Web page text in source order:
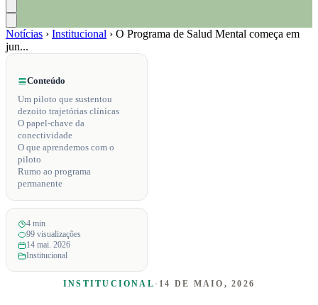
Notícias › Institucional › O Programa de Salud Mental começa em
jun...
Conteúdo
Um piloto que sustentou
dezoito trajetórias clínicas
O papel-chave da
conectividade
O que aprendemos com o
piloto
Rumo ao programa
permanente
4 min
99 visualizações
14 mai. 2026
Institucional
INSTITUCIONAL · 14 DE MAIO, 2026